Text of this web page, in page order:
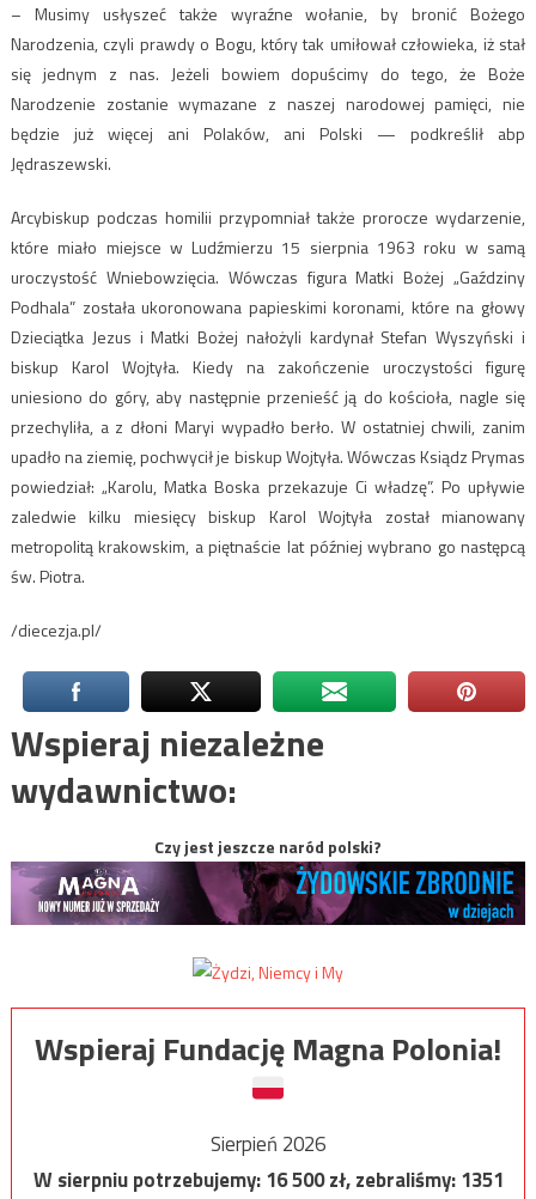
– Musimy usłyszeć także wyraźne wołanie, by bronić Bożego
Narodzenia, czyli prawdy o Bogu, który tak umiłował człowieka, iż stał
się jednym z nas. Jeżeli bowiem dopuścimy do tego, że Boże
Narodzenie zostanie wymazane z naszej narodowej pamięci, nie
będzie już więcej ani Polaków, ani Polski — podkreślił abp
Jędraszewski.
Arcybiskup podczas homilii przypomniał także prorocze wydarzenie,
które miało miejsce w Ludźmierzu 15 sierpnia 1963 roku w samą
uroczystość Wniebowzięcia. Wówczas figura Matki Bożej „Gaździny
Podhala” została ukoronowana papieskimi koronami, które na głowy
Dzieciątka Jezus i Matki Bożej nałożyli kardynał Stefan Wyszyński i
biskup Karol Wojtyła. Kiedy na zakończenie uroczystości figurę
uniesiono do góry, aby następnie przenieść ją do kościoła, nagle się
przechyliła, a z dłoni Maryi wypadło berło. W ostatniej chwili, zanim
upadło na ziemię, pochwycił je biskup Wojtyła. Wówczas Ksiądz Prymas
powiedział: „Karolu, Matka Boska przekazuje Ci władzę”. Po upływie
zaledwie kilku miesięcy biskup Karol Wojtyła został mianowany
metropolitą krakowskim, a piętnaście lat później wybrano go następcą
św. Piotra.
/diecezja.pl/
Wspieraj niezależne
wydawnictwo:
Czy jest jeszcze naród polski?
Wspieraj Fundację Magna Polonia!
Sierpień 2026
W sierpniu potrzebujemy:16 500zł, zebraliśmy:1351